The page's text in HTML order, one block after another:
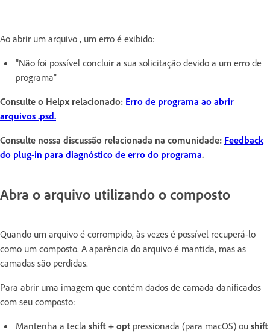
Ao abrir um arquivo , um erro é exibido:
"Não foi possível concluir a sua solicitação devido a um erro de
programa"
Consulte o Helpx relacionado: Erro de programa ao abrir
arquivos .psd.
Consulte nossa discussão relacionada na comunidade: Feedback
do plug-in para diagnóstico de erro do programa.
Abra o arquivo utilizando o composto
Quando um arquivo é corrompido, às vezes é possível recuperá-lo
como um composto. A aparência do arquivo é mantida, mas as
camadas são perdidas.
Para abrir uma imagem que contém dados de camada danificados
com seu composto:
Mantenha a tecla shift + opt pressionada (para macOS) ou shift